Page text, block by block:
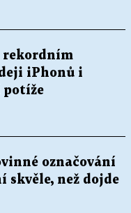
rekordním
iPhonů i
potíže
označování
skvěle, než dojde